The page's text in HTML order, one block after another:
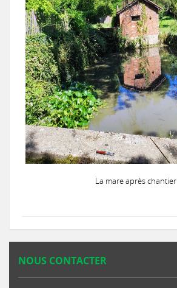
La mare après chantier
NOUS CONTACTER